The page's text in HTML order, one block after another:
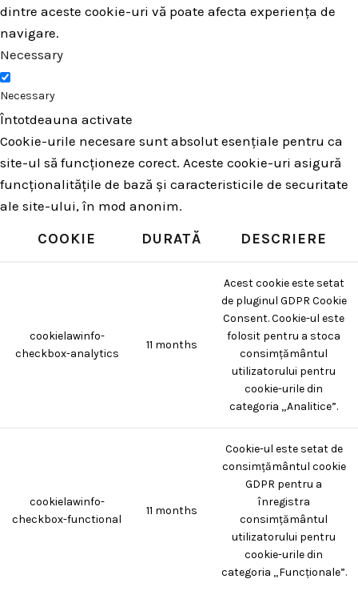
dintre aceste cookie-uri vă poate afecta experiența de
navigare.
Necessary
Necessary
Întotdeauna activate
Cookie-urile necesare sunt absolut esențiale pentru ca
site-ul să funcționeze corect. Aceste cookie-uri asigură
funcționalitățile de bază și caracteristicile de securitate
ale site-ului, în mod anonim.
COOKIE DURATĂ DESCRIERE
cookielawinfo-
checkbox-analytics
11 months
Acest cookie este setat
de pluginul GDPR Cookie
Consent. Cookie-ul este
folosit pentru a stoca
consimțământul
utilizatorului pentru
cookie-urile din
categoria „Analitice”.
cookielawinfo-
checkbox-functional
11 months
Cookie-ul este setat de
consimțământul cookie
GDPR pentru a
înregistra
consimțământul
utilizatorului pentru
cookie-urile din
categoria „Funcționale”.